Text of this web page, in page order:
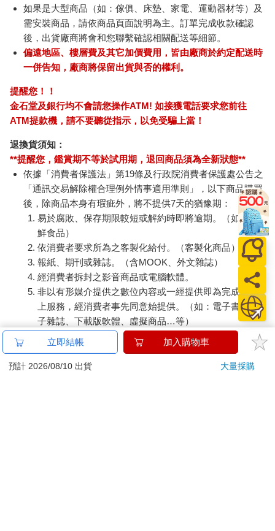
如果是大型商品（如：傢俱、床墊、家電、運動器材等）及
需安裝商品，請依商品頁面說明為主。訂單完成收款確認
後，出貨廠商將會和您聯繫確認相關配送等細節。
偏遠地區、樓層費及其它加價費用，皆由廠商於約定配送時
一併告知，廠商將保留出貨與否的權利。
提醒您！！
金石堂及銀行均不會請您操作ATM! 如接獲電話要求您前往
ATM提款機，請不要聽從指示，以免受騙上當！
退換貨須知：
**提醒您，鑑賞期不等於試用期，退回商品須為全新狀態**
依據「消費者保護法」第19條及行政院消費者保護處公告之
「通訊交易解除權合理例外情事適用準則」，以下商品購買
後，除商品本身有瑕疵外，將不提供7天的猶豫期：
易於腐敗、保存期限較短或解約時即將逾期。（如：生
鮮食品）
依消費者要求所為之客製化給付。（客製化商品）
報紙、期刊或雜誌。（含MOOK、外文雜誌）
經消費者拆封之影音商品或電腦軟體。
非以有形媒介提供之數位內容或一經提供即為完成之線
上服務，經消費者事先同意始提供。（如：電子書、電
子雜誌、下載版軟體、虛擬商品…等）
已拆封之個人衛生用品。（如：內衣褲、刮鬍刀、除毛
刀…等）
若非上列種類商品，均享有到貨7天的猶豫期（含例假
立即結帳 加入購物車
預計 2026/08/10 出貨 大量採購